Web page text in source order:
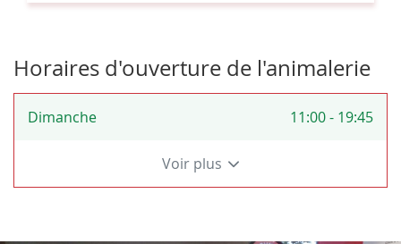
BERCY
Horaires d'ouverture de l'animalerie
Horaires
Dimanche 11:00- 19:45
Voir plus
et
les